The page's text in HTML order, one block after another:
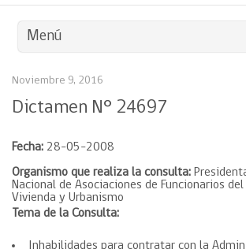
Menú
Noviembre 9, 2016
Dictamen N° 24697
Fecha: 28-05-2008
Organismo que realiza la consulta:
Nacional de Asociaciones de Funcionarios
Vivienda y Urbanismo
Tema de la Consulta:
Inhabilidades para contratar con la